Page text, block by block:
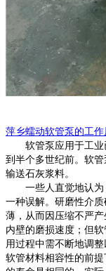
萍乡蠕动软管泵 的工作
软管泵 应用于工业
到半个多世纪前。 软管
输送石灰浆料。
一些人直觉地认
一种误解。研磨性介
薄，从而因压缩不严
内壁的磨损速度；但软
用过程中需不断地调
软管材料相容性的前